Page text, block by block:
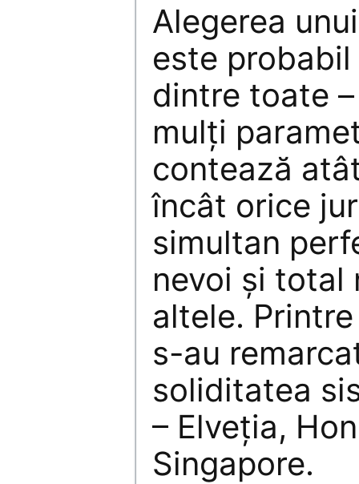
Alegerea
este
dintre toate
mulți
contează
încât orice
simultan
nevoi și total
altele.
s-au
soliditatea
– Elveția,
Singapore.